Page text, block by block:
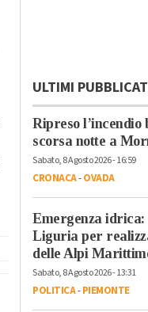
ULTIMI
Ripreso l’incendio
scorsa notte a
Sabato, 8 Agosto 2026 - 16:59
CRONACA-OVADA
Emergenza idrica:
Liguria per
delle Alpi
Sabato, 8 Agosto 2026 - 13:31
POLITICA-PIEMONTE